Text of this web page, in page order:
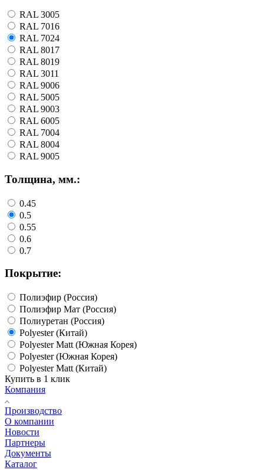
RAL 3005
RAL 7016
RAL 7024
RAL 8017
RAL 8019
RAL 3011
RAL 9006
RAL 5005
RAL 9003
RAL 6005
RAL 7004
RAL 8004
RAL 9005
Толщина, мм.:
0.45
0.5
0.55
0.6
0.7
Покрытие:
Полиэфир (Россия)
Полиэфир Мат (Россия)
Полиуретан (Россия)
Polyester (Китай)
Polyester Matt (Южная Корея)
Polyester (Южная Корея)
Polyester Matt (Китай)
Купить в 1 клик
Компания
Производство
О компании
Новости
Партнеры
Документы
Каталог